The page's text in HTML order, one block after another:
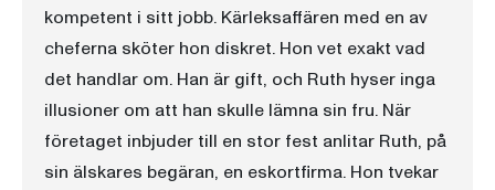
kompetent i sitt jobb. Kärleksaffären med en av
cheferna sköter hon diskret. Hon vet exakt vad
det handlar om. Han är gift, och Ruth hyser inga
illusioner om att han skulle lämna sin fru. När
företaget inbjuder till en stor fest anlitar Ruth, på
sin älskares begäran, en eskortfirma. Hon tvekar